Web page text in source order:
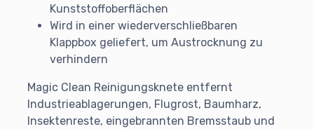
Kunststoffoberflächen
Wird in einer wiederverschließbaren
Klappbox geliefert, um Austrocknung zu
verhindern
Magic Clean Reinigungsknete entfernt
Industrieablagerungen, Flugrost, Baumharz,
Insektenreste, eingebrannten Bremsstaub und